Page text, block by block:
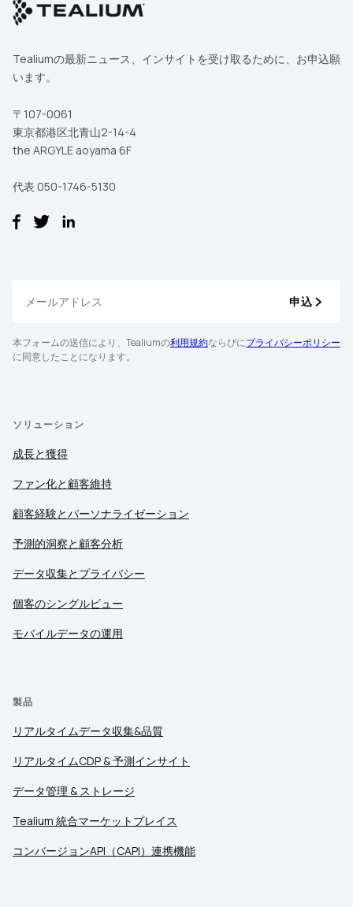
Tealiumの最新ニュース、インサイトを受け取るために、お申込願
います。
〒107-0061
東京都港区北青山2-14-4
the ARGYLE aoyama 6F
代表 050-1746-5130
申込
本フォームの送信により、Tealiumの利用規約ならびにプライバシーポリシー
に同意したことになります。
ソリューション
成長と獲得
ファン化と顧客維持
顧客経験とパーソナライゼーション
予測的洞察と顧客分析
データ収集とプライバシー
個客のシングルビュー
モバイルデータの運用
製品
リアルタイムデータ収集&品質
リアルタイムCDP & 予測インサイト
データ管理 & ストレージ
Tealium 統合マーケットプレイス
コンバージョンAPI（CAPI）連携機能